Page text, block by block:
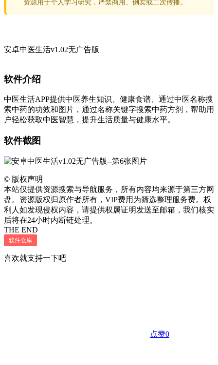
资源用于个人学习研究，严禁商用、倒卖或二次传播。
安卓中医生活v1.02无广告版
软件介绍
中医生活APP提供中医养生知识、健康食谱、通过中医名称搜
索中药的功效和图片，通过名称关键字搜索中药方剂，帮助用
户轻松获取中医智慧，提升生活质量与健康水平。
软件截图
© 版权声明
本站仅提供资源搜索与导航服务，所有内容均来源于第三方网
盘。资源版权归原作者所有，VIP费用为筛选整理服务费。权
利人如发现侵权内容，请提供权属证明发送至邮箱，我们核实
后将在24小时内断链处理。
THE END
软件仓库
喜欢就支持一下吧
点赞0